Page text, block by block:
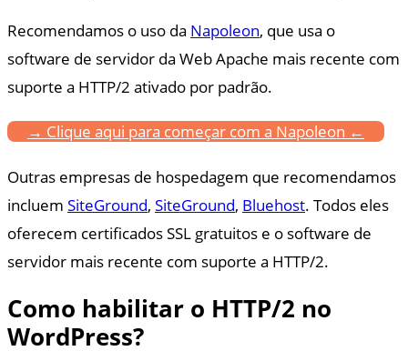
Recomendamos o uso da Napoleon, que usa o
software de servidor da Web Apache mais recente com
suporte a HTTP/2 ativado por padrão.
→ Clique aqui para começar com a Napoleon ←
Outras empresas de hospedagem que recomendamos
incluem SiteGround, SiteGround, Bluehost. Todos eles
oferecem certificados SSL gratuitos e o software de
servidor mais recente com suporte a HTTP/2.
Como habilitar o HTTP/2 no
WordPress?